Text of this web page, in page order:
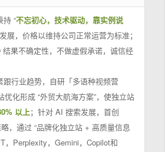
持 “不忘初心，技术驱动，靠实例说
展，价格以维持公司正常运营为标准；
果不确定性，不做虚假承诺，诚信经
跟行业趋势，自研「多语种视频营
优化形成 “外贸大航海方案”，使独立站
以上；针对 AI 搜索发展，首创
，通过 “品牌化独立站 + 高质量信息
，Perplexity，Gemini，Copilot和